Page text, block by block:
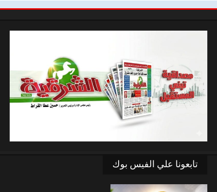
تابعونا علي الفيس بوك